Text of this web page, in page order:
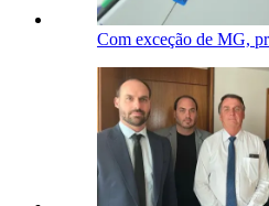
Com exceção de MG,